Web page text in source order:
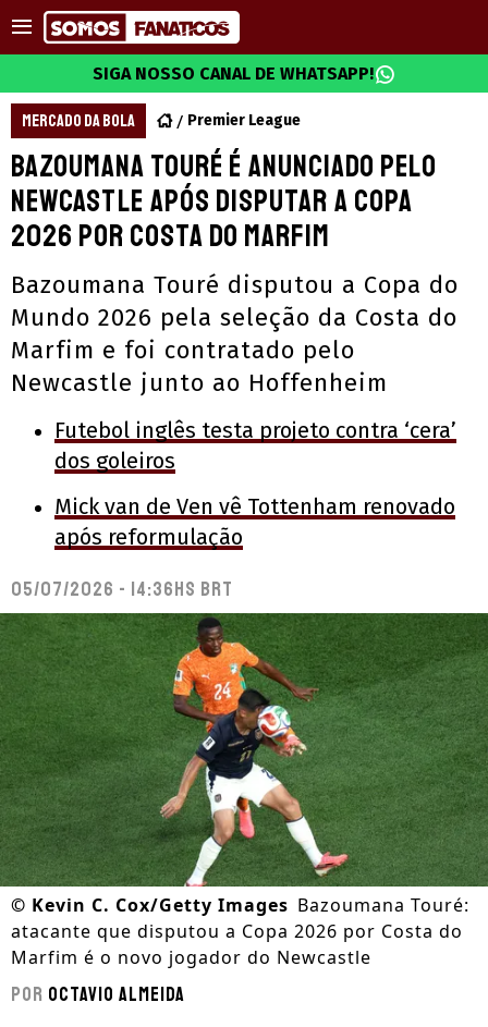
SIGA NOSSO CANAL DE WHATSAPP!
MERCADO DA BOLA Premier League
Bazoumana Touré é anunciado pelo
Newcastle após disputar a Copa
2026 por Costa do Marfim
Bazoumana Touré disputou a Copa do
Mundo 2026 pela seleção da Costa do
Marfim e foi contratado pelo
Newcastle junto ao Hoffenheim
Futebol inglês testa projeto contra ‘cera’
dos goleiros
Mick van de Ven vê Tottenham renovado
após reformulação
05/07/2026 - 14:36hs BRT
© Kevin C. Cox/Getty Images Bazoumana Touré:
atacante que disputou a Copa 2026 por Costa do
Marfim é o novo jogador do Newcastle
Por Octavio Almeida